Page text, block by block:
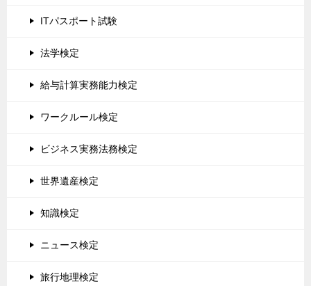
ITパスポート試験
法学検定
給与計算実務能力検定
ワークルール検定
ビジネス実務法務検定
世界遺産検定
知識検定
ニュース検定
旅行地理検定